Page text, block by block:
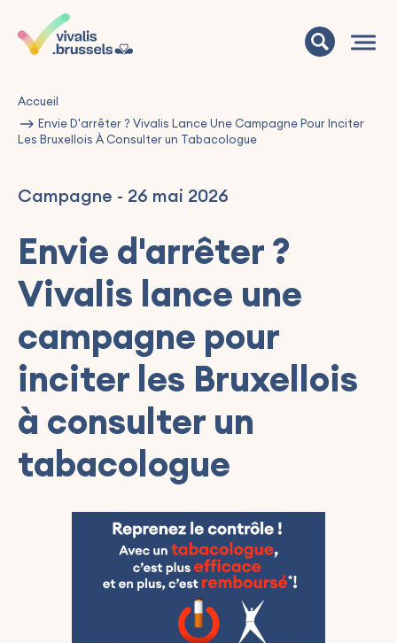
Accueil
Envie D'arrêter ? Vivalis Lance Une Campagne Pour Inciter
Les Bruxellois À Consulter un Tabacologue
Campagne - 26 mai 2026
Envie d'arrêter ?
Vivalis lance une
campagne pour
inciter les Bruxellois
à consulter un
tabacologue